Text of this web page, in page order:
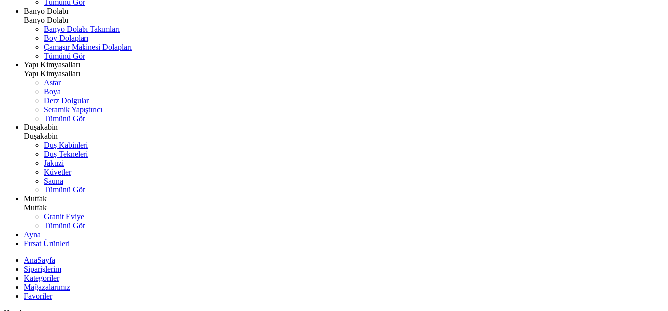
Tümünü Gör
Banyo Dolabı
Banyo Dolabı
Banyo Dolabı Takımları
Boy Dolapları
Çamaşır Makinesi Dolapları
Tümünü Gör
Yapı Kimyasalları
Yapı Kimyasalları
Astar
Boya
Derz Dolgular
Seramik Yapıştırıcı
Tümünü Gör
Duşakabin
Duşakabin
Duş Kabinleri
Duş Tekneleri
Jakuzi
Küvetler
Sauna
Tümünü Gör
Mutfak
Mutfak
Granit Eviye
Tümünü Gör
Ayna
Fırsat Ürünleri
AnaSayfa
Siparişlerim
Kategoriler
Mağazalarımız
Favoriler